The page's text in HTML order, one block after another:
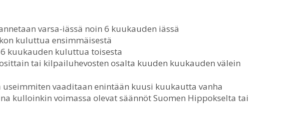
varsa-iässä noin 6 kuukauden iässä
kuluttua ensimmäisestä
kuukauden kuluttua toisesta
tai kilpailuhevosten osalta kuuden kuukauden välein
vaaditaan enintään kuusi kuukautta vanha
kulloinkin voimassa olevat säännöt Suomen Hippokselta tai